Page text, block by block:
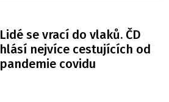
Lidé se vrací do vlaků. ČD
hlásí nejvíce cestujících od
pandemie covidu